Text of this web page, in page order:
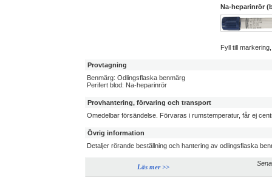
Na-heparinrör
Fyll till
Provtagning
Benmärg: Odlingsflaska benmärg
Perifert blod: Na-heparinrör
Provhantering, förvaring och transport
Omedelbar försändelse. Förvaras i rumstemperatur, får ej
Övrig information
Detaljer rörande beställning och hantering av odlingsflaska
Läs mer >>